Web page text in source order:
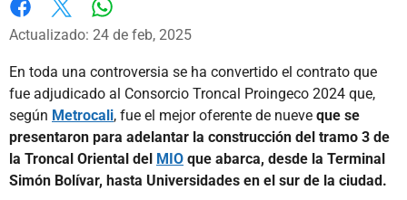
Facebook
X
Actualizado: 24 de feb, 2025
En toda una controversia se ha convertido el contrato que
fue adjudicado al Consorcio Troncal Proingeco 2024 que,
según Metrocali, fue el mejor oferente de nueve que se
presentaron para adelantar la construcción del tramo 3 de
la Troncal Oriental del MIO que abarca, desde la Terminal
Simón Bolívar, hasta Universidades en el sur de la ciudad.